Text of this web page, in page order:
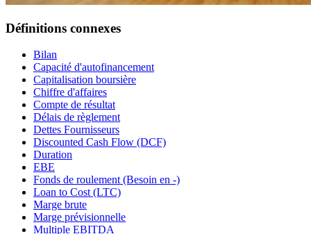
Définitions connexes
Bilan
Capacité d'autofinancement
Capitalisation boursière
Chiffre d'affaires
Compte de résultat
Délais de règlement
Dettes Fournisseurs
Discounted Cash Flow (DCF)
Duration
EBE
Fonds de roulement (Besoin en -)
Loan to Cost (LTC)
Marge brute
Marge prévisionnelle
Multiple EBITDA